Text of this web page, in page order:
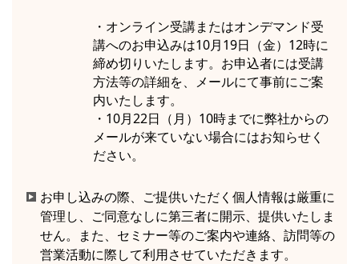
・オンライン受講またはオンデマンド受
講へのお申込みは10月19日（金）12時に
締め切りいたします。お申込者には受講
方法等の詳細を、メールにて事前にご案
内いたします。
・10月22日（月）10時までに弊社からの
メールが来ていない場合にはお知らせく
ださい。
お申し込みの際、ご提供いただく個人情報は厳重に
管理し、ご同意なしに第三者に開示、提供いたしま
せん。また、セミナー等のご案内や連絡、訪問等の
営業活動に際して利用させていただきます。